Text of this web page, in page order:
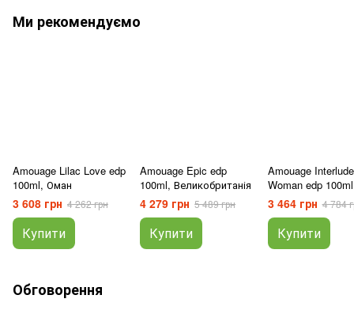
Ми рекомендуємо
Amouage Lilac Love edp
100ml, Оман
3 608 грн 4 262 грн
Купити
Amouage Epic edp
100ml, Великобританія
4 279 грн 5 489 грн
Купити
Amouage Interlude
Woman edp
Оман
3 464 грн 4 784
Купити
Обговорення